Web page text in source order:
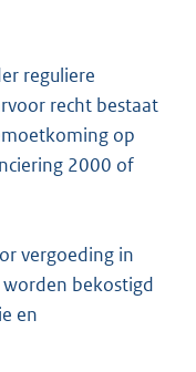
reguliere
recht bestaat
op
2000 of
vergoeding in
bekostigd
en